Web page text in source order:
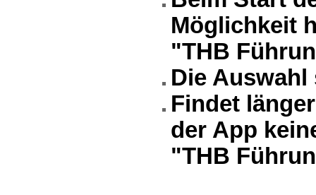
Möglichkeit
"THB
Die
Findet
der App
"THB